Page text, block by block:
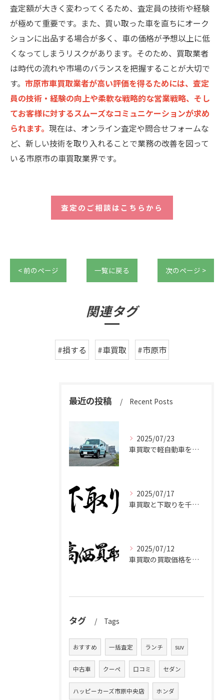
査定額が大きく変わってくるため、査定員の技術や経験
が極めて重要です。また、買い取った車を直ちにオーク
ションに出品する場合が多く、車の価格が予想以上に低
くなってしまうリスクがあります。そのため、買取業者
は時代の流れや市場のバランスを把握することが大切で
す。 市原市車買取業者が高い評価を得るためには、査定
員の技術・経験の向上や柔軟な戦略的な営業戦略、そし
てお客様に対するスムーズなコミュニケーションが求め
られます。 現在は、オンライン査定や問合せフォームな
ど、新しい技術を取り入れることで業務の改善を図って
いる市原市の車買取業界です。
査定のご相談はこちらから
< 前のページ 一覧に戻る 次のページ >
関連タグ
#損する #車買取 #市原市
最近の投稿 Recent Posts
2025/07/23
車買取で軽自動車を千葉県市原市で高く売るための相場と査定ポイント
2025/07/17
車買取と下取りを千葉県市原市で賢く使い分けて高く売るコツ
2025/07/12
車買取の買取価格を千葉県市原市で高くするための業者選びと査定比較ポイント
タグ Tags
おすすめ 一括査定 ランチ suv
中古車 クーペ 口コミ セダン
ハッピーカーズ市原中央店 ホンダ